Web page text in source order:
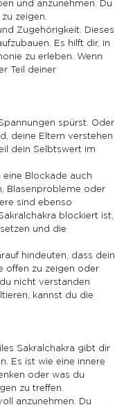
und anzunehmen. Du
zeigen.
Zugehörigkeit. Dieses
Es hilft dir, in
zu erleben. Wenn
Teil deiner
spürst. Oder
deine Eltern verstehen
dein Selbtswert im
eine Blockade auch
Blasenprobleme oder
sind ebenso
blockiert ist,
und die
hindeuten, dass dein
offen zu zeigen oder
nicht verstanden
kannst du die
Sakralchakra gibt dir
Es ist wie eine innere
oder was du
zu treffen.
anzunehmen. Du